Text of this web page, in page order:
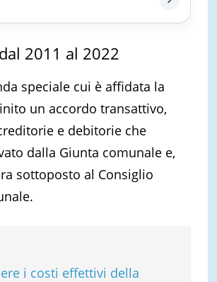
2011 al 2022
speciale cui è affidata la
un accordo transattivo,
e debitorie che
dalla Giunta comunale e,
sottoposto al Consiglio
i costi effettivi della